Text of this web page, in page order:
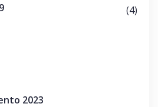
(4)
2023